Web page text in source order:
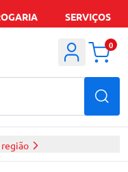
SERVIÇOS
0
região